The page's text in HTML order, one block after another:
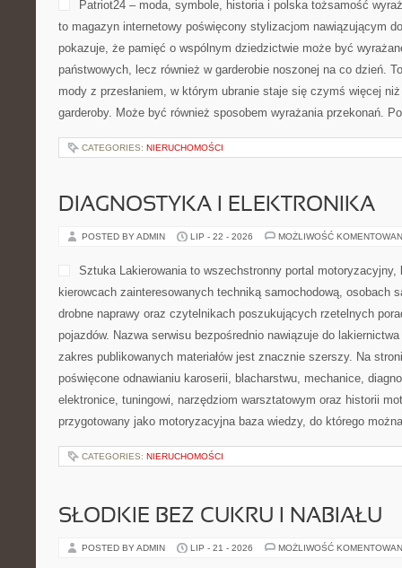
Patriot24 – moda, symbole, historia i polska tożsamość
to magazyn internetowy poświęcony stylizacjom nawiązującym
pokazuje, że pamięć o wspólnym dziedzictwie może być
państwowych, lecz również w garderobie noszonej na co dzień.
mody z przesłaniem, w którym ubranie staje się czymś więcej
garderoby. Może być również sposobem wyrażania przekonań.
CATEGORIES: NIERUCHOMOŚCI
DIAGNOSTYKA I ELEKTRONIKA
POSTED BY ADMIN LIP - 22 - 2026 MOŻLIWOŚĆ
Sztuka Lakierowania to wszechstronny portal motoryzacyjny,
kierowcach zainteresowanych techniką samochodową, osobach
drobne naprawy oraz czytelnikach poszukujących rzetelnych
pojazdów. Nazwa serwisu bezpośrednio nawiązuje do
zakres publikowanych materiałów jest znacznie szerszy. Na
poświęcone odnawianiu karoserii, blacharstwu, mechanice,
elektronice, tuningowi, narzędziom warsztatowym oraz historii
przygotowany jako motoryzacyjna baza wiedzy, do którego
CATEGORIES: NIERUCHOMOŚCI
SŁODKIE BEZ CUKRU I NABIAŁU
POSTED BY ADMIN LIP - 21 - 2026 MOŻLIWOŚĆ